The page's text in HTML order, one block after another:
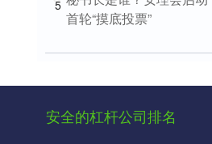
5
首轮“摸底投票”
安全的杠杆公司排名